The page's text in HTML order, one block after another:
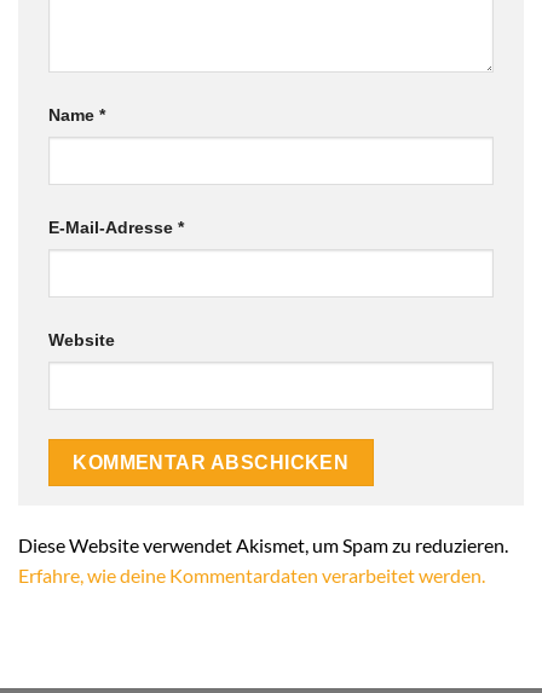
Name *
E-Mail-Adresse *
Website
Diese Website verwendet Akismet, um Spam zu reduzieren.
Erfahre, wie deine Kommentardaten verarbeitet werden.